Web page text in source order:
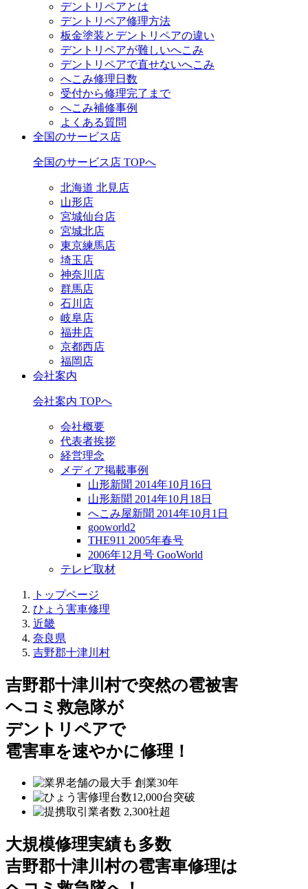
デントリペアとは
デントリペア修理方法
板金塗装とデントリペアの違い
デントリペアが難しいへこみ
デントリペアで直せないへこみ
へこみ修理日数
受付から修理完了まで
へこみ補修事例
よくある質問
全国のサービス店
全国のサービス店 TOPへ
北海道 北見店
山形店
宮城仙台店
宮城北店
東京練馬店
埼玉店
神奈川店
群馬店
石川店
岐阜店
福井店
京都西店
福岡店
会社案内
会社案内 TOPへ
会社概要
代表者挨拶
経営理念
メディア掲載事例
山形新聞 2014年10月16日
山形新聞 2014年10月18日
へこみ屋新聞 2014年10月1日
gooworld2
THE911 2005年春号
2006年12月号 GooWorld
テレビ取材
トップページ
ひょう害車修理
近畿
奈良県
吉野郡十津川村
吉野郡十津川村で突然の雹被害
ヘコミ救急隊が
デントリペアで
雹害車を速やかに修理！
大規模修理実績も多数
吉野郡十津川村の雹害車修理は